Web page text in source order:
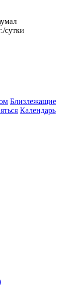
сутки
Близлежащие
Календарь